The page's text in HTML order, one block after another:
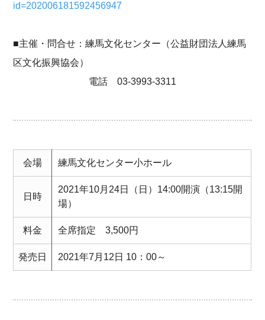
id=202006181592456947
■主催・問合せ：練馬文化センター（公益財団法人練馬
区文化振興協会）
電話 03-3993-3311
会場 練馬文化センター小ホール
日時
2021年10月24日（日）14:00開演（13:15開
場）
料金 全席指定 3,500円
発売日 2021年7月12日 10：00～